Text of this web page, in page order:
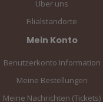
Über uns
Filialstandorte
Mein Konto
Benutzerkonto Information
Meine Bestellungen
Meine Nachrichten (Tickets)